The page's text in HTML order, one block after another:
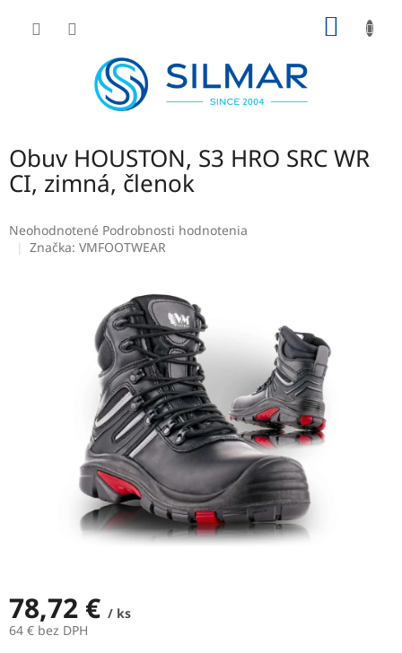
Obuv HOUSTON, S3 HRO SRC WR
CI, zimná, členok
Priemerné
hodnotenie
Neohodnotené Podrobnosti hodnotenia
Značka: VMFOOTWEAR
78,72 € / ks
64 € bez DPH